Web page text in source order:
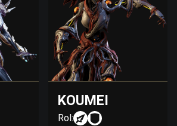
KOUMEI
Rol: